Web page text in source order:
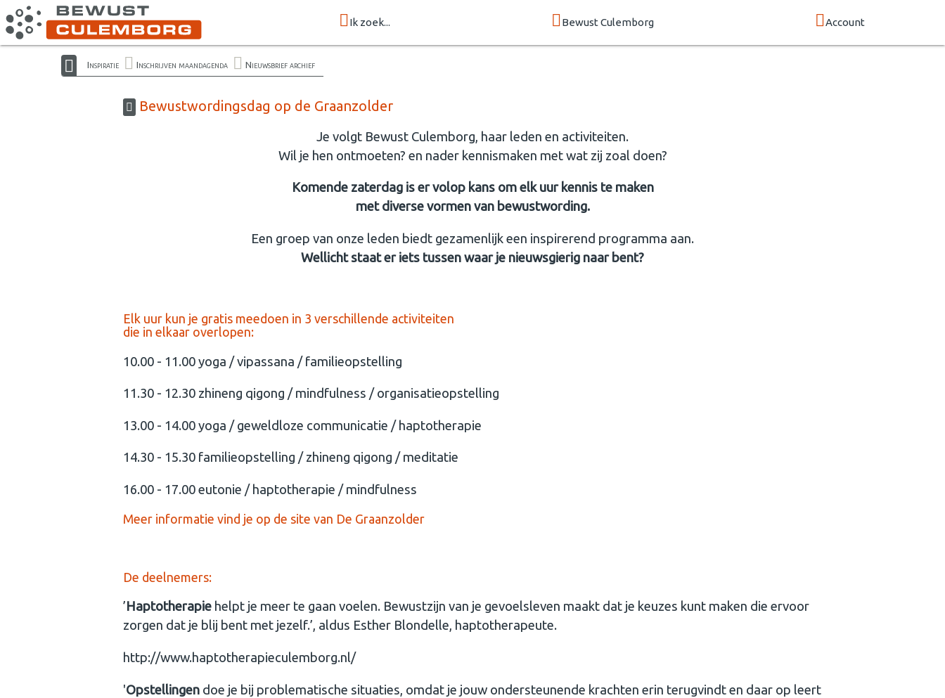
Ik zoek... Bewust Culemborg Account
Inspiratie Inschrijven maandagenda Nieuwsbrief archief
Bewustwordingsdag op de Graanzolder
Je volgt Bewust Culemborg, haar leden en activiteiten.
Wil je hen ontmoeten? en nader kennismaken met wat zij zoal doen?
Komende zaterdag is er volop kans om elk uur kennis te maken
met diverse vormen van bewustwording.
Een groep van onze leden biedt gezamenlijk een inspirerend programma aan.
Wellicht staat er iets tussen waar je nieuwsgierig naar bent?
Elk uur kun je gratis meedoen in 3 verschillende activiteiten
die in elkaar overlopen:
10.00 - 11.00 yoga / vipassana / familieopstelling
11.30 - 12.30 zhineng qigong / mindfulness / organisatieopstelling
13.00 - 14.00 yoga / geweldloze communicatie / haptotherapie
14.30 - 15.30 familieopstelling / zhineng qigong / meditatie
16.00 - 17.00 eutonie / haptotherapie / mindfulness
Meer informatie vind je op de site van De Graanzolder
De deelnemers:
’Haptotherapie helpt je meer te gaan voelen. Bewustzijn van je gevoelsleven maakt dat je keuzes kunt maken die ervoor
zorgen dat je blij bent met jezelf.’, aldus Esther Blondelle, haptotherapeute.
http://www.haptotherapieculemborg.nl/
'Opstellingen doe je bij problematische situaties, omdat je jouw ondersteunende krachten erin terugvindt en daar op leert